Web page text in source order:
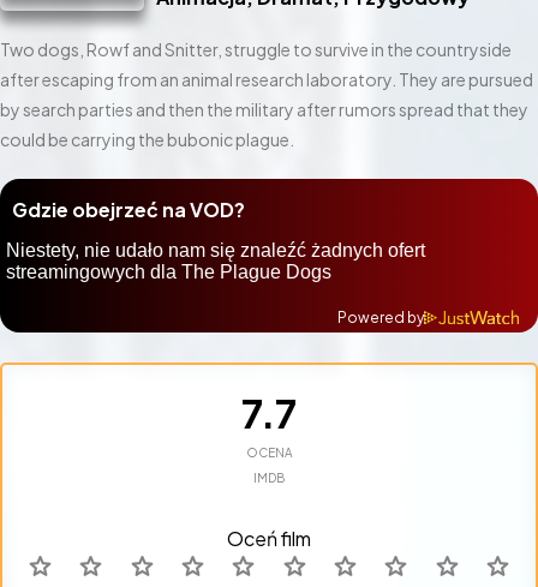
Two dogs, Rowf and Snitter, struggle to survive in the countryside
after escaping from an animal research laboratory. They are pursued
by search parties and then the military after rumors spread that they
could be carrying the bubonic plague.
Gdzie obejrzeć na VOD?
Powered by
7.7
OCENA
IMDB
Oceń film
star star star star star star star star star star